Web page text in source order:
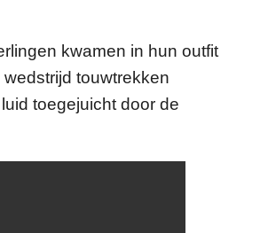
kwamen in hun outfit
touwtrekken
toegejuicht door de